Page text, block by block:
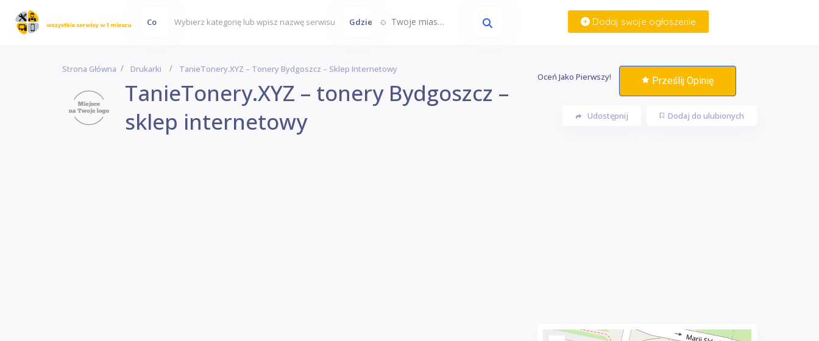
Co Gdzie Twoje miasto... Dodaj swoje ogłoszenie
Strona Główna Drukarki TanieTonery.XYZ – Tonery Bydgoszcz – Sklep Internetowy
TanieTonery.XYZ – tonery Bydgoszcz –
sklep internetowy
Oceń Jako Pierwszy! Prześlij Opinię
Dodaj do ulubionych
Udostępnij